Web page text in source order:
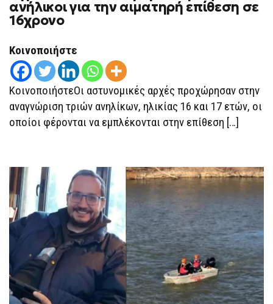
ΤΡΕΙΣ
ανήλικοι για την αιματηρή επίθεση σε
16χρονο
Κοινοποιήστε
ΚοινοποιήστεΟι αστυνομικές αρχές προχώρησαν στην
αναγνώριση τριών ανηλίκων, ηλικίας 16 και 17 ετών, οι
οποίοι φέρονται να εμπλέκονται στην επίθεση […]